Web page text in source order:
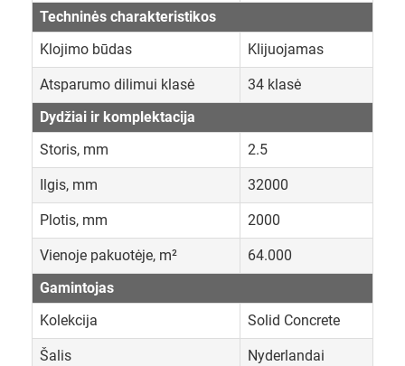
Techninės charakteristikos
Klojimo būdas
Klijuojamas
Atsparumo dilimui klasė
34 klasė
Dydžiai ir komplektacija
Storis, mm
2.5
Ilgis, mm 32000
Plotis, mm 2000
Vienoje pakuotėje, m²
64.000
Gamintojas
Kolekcija
Solid Concrete
Šalis Nyderlandai